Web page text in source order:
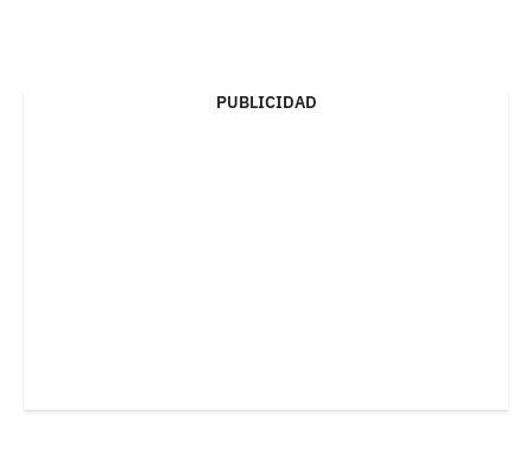
PUBLICIDAD